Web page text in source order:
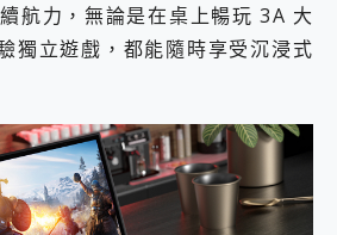
航力，無論是在桌上暢玩 3A 大
獨立遊戲，都能隨時享受沉浸式